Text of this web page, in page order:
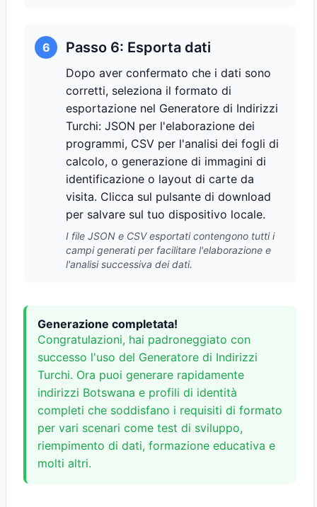
6 Passo 6: Esporta dati
Dopo aver confermato che i dati sono
corretti, seleziona il formato di
esportazione nel Generatore di Indirizzi
Turchi: JSON per l'elaborazione dei
programmi, CSV per l'analisi dei fogli di
calcolo, o generazione di immagini di
identificazione o layout di carte da
visita. Clicca sul pulsante di download
per salvare sul tuo dispositivo locale.
I file JSON e CSV esportati contengono tutti i
campi generati per facilitare l'elaborazione e
l'analisi successiva dei dati.
Generazione completata!
Congratulazioni, hai padroneggiato con
successo l'uso del Generatore di Indirizzi
Turchi. Ora puoi generare rapidamente
indirizzi Botswana e profili di identità
completi che soddisfano i requisiti di formato
per vari scenari come test di sviluppo,
riempimento di dati, formazione educativa e
molti altri.